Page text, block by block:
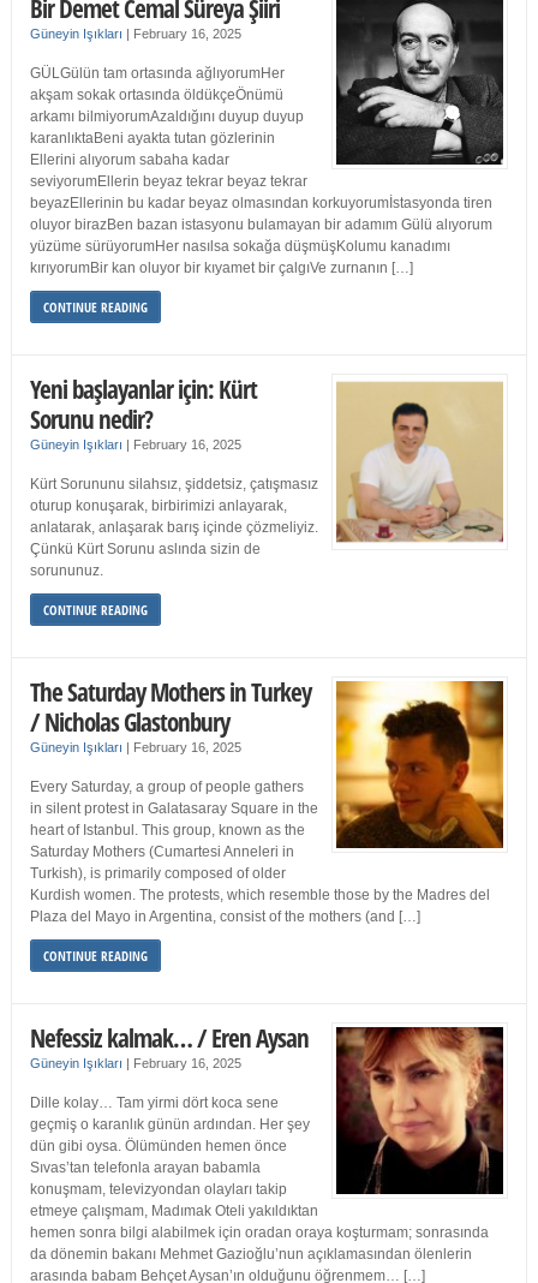
Bir Demet Cemal Süreya Şiiri
Güneyin Işıkları | February 16, 2025
GÜLGülün tam ortasında ağlıyorumHer
akşam sokak ortasında öldükçeÖnümü
arkamı bilmiyorumAzaldığını duyup duyup
karanlıktaBeni ayakta tutan gözlerinin
Ellerini alıyorum sabaha kadar
seviyorumEllerin beyaz tekrar beyaz tekrar
beyazEllerinin bu kadar beyaz olmasından korkuyorumİstasyonda tiren
oluyor birazBen bazan istasyonu bulamayan bir adamım Gülü alıyorum
yüzüme sürüyorumHer nasılsa sokağa düşmüşKolumu kanadımı
kırıyorumBir kan oluyor bir kıyamet bir çalgıVe zurnanın […]
CONTINUE READING
Yeni başlayanlar için: Kürt
Sorunu nedir?
Güneyin Işıkları | February 16, 2025
Kürt Sorununu silahsız, şiddetsiz, çatışmasız
oturup konuşarak, birbirimizi anlayarak,
anlatarak, anlaşarak barış içinde çözmeliyiz.
Çünkü Kürt Sorunu aslında sizin de
sorununuz.
CONTINUE READING
The Saturday Mothers in Turkey
/ Nicholas Glastonbury
Güneyin Işıkları | February 16, 2025
Every Saturday, a group of people gathers
in silent protest in Galatasaray Square in the
heart of Istanbul. This group, known as the
Saturday Mothers (Cumartesi Anneleri in
Turkish), is primarily composed of older
Kurdish women. The protests, which resemble those by the Madres del
Plaza del Mayo in Argentina, consist of the mothers (and […]
CONTINUE READING
Nefessiz kalmak… / Eren Aysan
Güneyin Işıkları | February 16, 2025
Dille kolay… Tam yirmi dört koca sene
geçmiş o karanlık günün ardından. Her şey
dün gibi oysa. Ölümünden hemen önce
Sıvas’tan telefonla arayan babamla
konuşmam, televizyondan olayları takip
etmeye çalışmam, Madımak Oteli yakıldıktan
hemen sonra bilgi alabilmek için oradan oraya koşturmam; sonrasında
da dönemin bakanı Mehmet Gazioğlu’nun açıklamasından ölenlerin
arasında babam Behçet Aysan’ın olduğunu öğrenmem… […]